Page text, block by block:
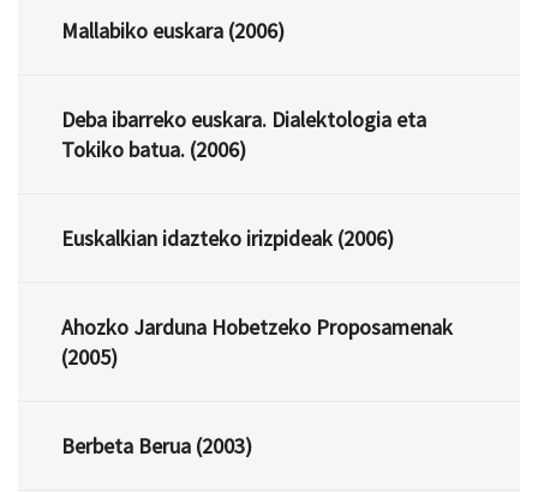
Mallabiko euskara (2006)
Deba ibarreko euskara. Dialektologia eta
Tokiko batua. (2006)
Euskalkian idazteko irizpideak (2006)
Ahozko Jarduna Hobetzeko Proposamenak
(2005)
Berbeta Berua (2003)